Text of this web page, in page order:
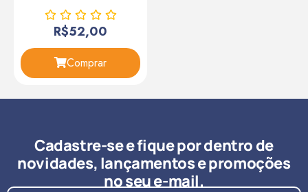
R$52,00
Comprar
Cadastre-se e fique por dentro de
novidades, lançamentos e promoções
no seu e-mail.